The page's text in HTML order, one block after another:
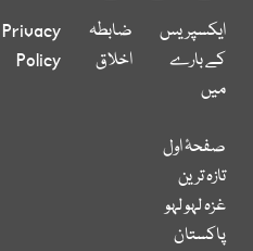
ایکسپریس
کے بارے
میں
ضابطہ
اخلاق
Privacy
Policy
صفحۂ اول
تازہ ترین
غزہ لہو لہو
پاکستان